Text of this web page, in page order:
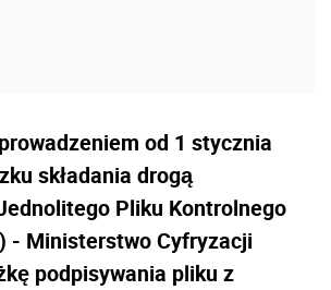
od 1 stycznia
składania drogą
Pliku Kontrolnego
- Ministerstwo Cyfryzacji
podpisywania pliku z